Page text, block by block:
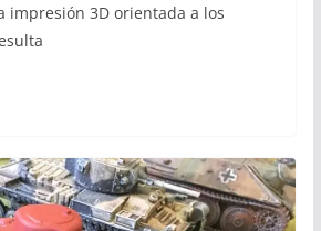
impresión 3D orientada a los